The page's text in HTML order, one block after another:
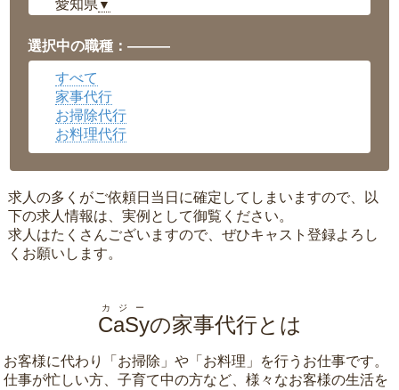
愛知県 ▼
岡山県▼
広島県▼
沖縄県
選択中の職種：———
すべて
家事代行
お掃除代行
お料理代行
求人の多くがご依頼日当日に確定してしまいますので、以
下の求人情報は、実例として御覧ください。
求人はたくさんございますので、ぜひキャスト登録よろし
くお願いします。
CaSy
カジー
の家事代行とは
お客様に代わり「 お掃除 」や「 お料理 」を行うお仕事です。
仕事が忙しい方、子育て中の方など、様々なお客様の生活を